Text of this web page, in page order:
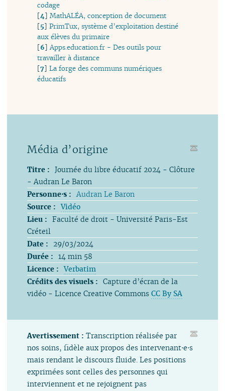
codage
[4]MathALÉA, conception de document
[5]PrimTux, système d’exploitation destiné
aux élèves du primaire
[6]Apps.education.fr - Des outils pour
travailler à distance
[7]La forge des communs numériques
éducatifs
Média d’origine
Titre : Journée du libre éducatif 2024 - Clôture
- Audran Le Baron
Personne⋅s : Audran Le Baron
Source : Vidéo
Lieu : Faculté de droit - Université Paris-Est
Créteil
Date :
29/03/2024
Durée : 14 min 58
Licence : Verbatim
Crédits des visuels : Capture d’écran de la
vidéo - Licence Creative CommonsCC By SA
Avertissement :Transcription réalisée par
nos soins, fidèle aux propos des intervenant⋅e⋅s
mais rendant le discours fluide. Les positions
exprimées sont celles des personnes qui
interviennent et ne rejoignent pas